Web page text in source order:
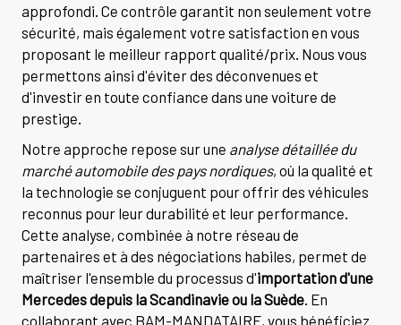
approfondi. Ce contrôle garantit non seulement votre
sécurité, mais également votre satisfaction en vous
proposant le meilleur rapport qualité/prix. Nous vous
permettons ainsi d'éviter des déconvenues et
d'investir en toute confiance dans une voiture de
prestige.
Notre approche repose sur une analyse détaillée du
marché automobile des pays nordiques, où la qualité et
la technologie se conjuguent pour offrir des véhicules
reconnus pour leur durabilité et leur performance.
Cette analyse, combinée à notre réseau de
partenaires et à des négociations habiles, permet de
maîtriser l'ensemble du processus d'importation d'une
Mercedes depuis la Scandinavie ou la Suède. En
collaborant avec BAM-MANDATAIRE, vous bénéficiez